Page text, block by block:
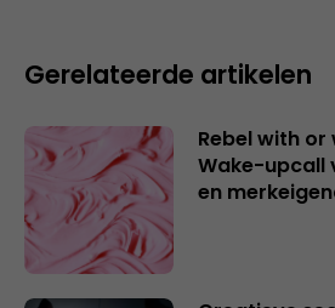
Gerelateerde artikelen
Rebel with
Wake-upcall
en